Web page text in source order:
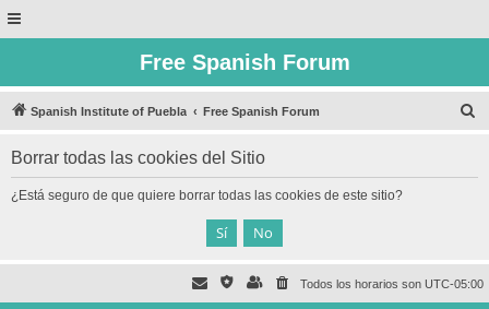
Free Spanish Forum
Spanish Institute of Puebla Free Spanish Forum
Borrar todas las cookies del Sitio
¿Está seguro de que quiere borrar todas las cookies de este sitio?
Todos los horarios son UTC-05:00